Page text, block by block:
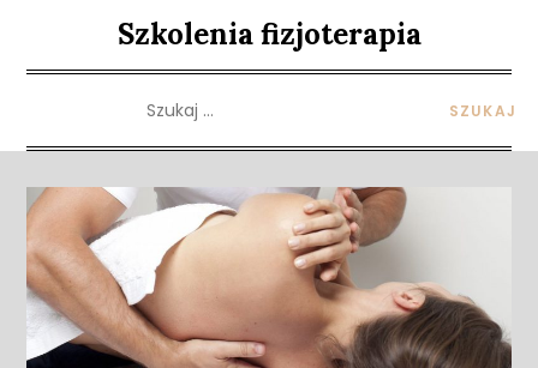
content
Szkolenia fizjoterapia